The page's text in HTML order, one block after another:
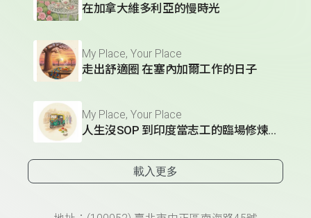
在加拿大維多利亞的慢時光
My Place, Your Place
走出舒適圈 在塞內加爾工作的日子
My Place, Your Place
人生沒SOP 到印度當志工的臨場修煉術
載入更多